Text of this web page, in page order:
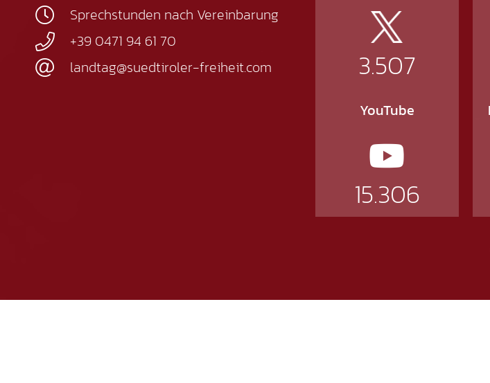
Sprechstunden nach Vereinbarung
+39 0471 94 61 70
landtag@suedtiroler-freiheit.com
3.507
YouTube
15.306